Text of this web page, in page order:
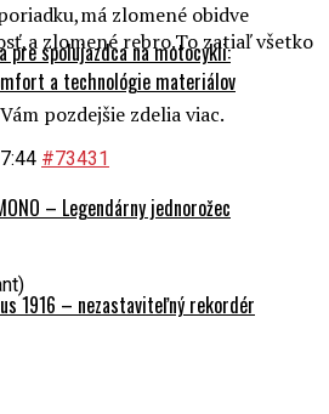
pre spolujazdca na motocykli:
a technológie materiálov
– Legendárny jednorožec
1916 – nezastaviteľný rekordér
zlomené obidve
zlomené rebro.To zatiaľ všetko
pozdejšie zdelia viac.
#73431